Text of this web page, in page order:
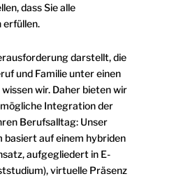
dass Sie alle
erfüllen.
darstellt, die
und Familie unter einen
wir. Daher bieten wir
Integration der
Berufsalltag: Unser
basiert auf einem hybriden
aufgegliedert in E-
virtuelle Präsenz